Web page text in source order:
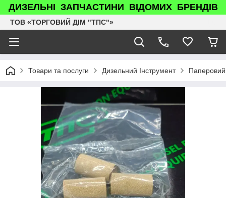
ДИЗЕЛЬНІ ЗАПЧАСТИНИ ВІДОМИХ БРЕНДІВ
ТОВ «ТОРГОВИЙ ДІМ "ТПС"»
Товари та послуги Дизельний Інструмент Паперовий